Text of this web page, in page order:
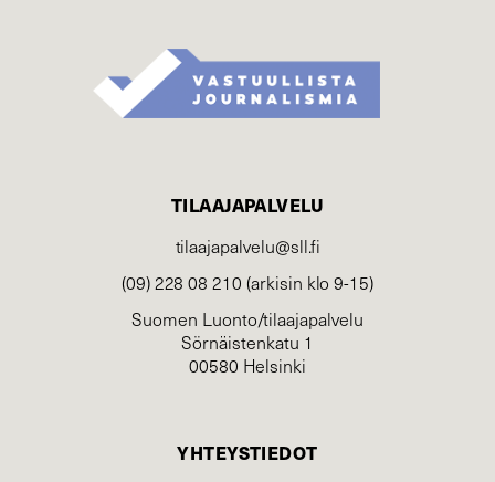
TILAAJAPALVELU
tilaajapalvelu@sll.fi
(09) 228 08 210 (arkisin klo 9-15)
Suomen Luonto/tilaajapalvelu
Sörnäistenkatu 1
00580 Helsinki
YHTEYSTIEDOT